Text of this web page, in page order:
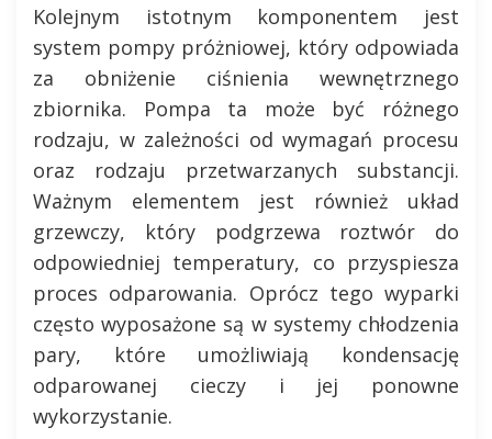
Kolejnym istotnym komponentem jest
system pompy próżniowej, który odpowiada
za obniżenie ciśnienia wewnętrznego
zbiornika. Pompa ta może być różnego
rodzaju, w zależności od wymagań procesu
oraz rodzaju przetwarzanych substancji.
Ważnym elementem jest również układ
grzewczy, który podgrzewa roztwór do
odpowiedniej temperatury, co przyspiesza
proces odparowania. Oprócz tego wyparki
często wyposażone są w systemy chłodzenia
pary, które umożliwiają kondensację
odparowanej cieczy i jej ponowne
wykorzystanie.